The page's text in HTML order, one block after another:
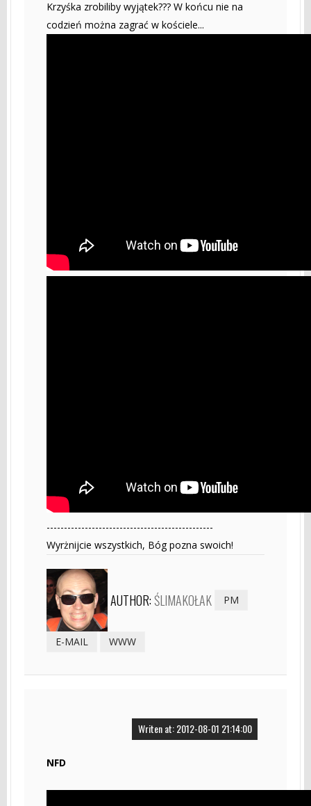
Krzyśka zrobiliby wyjątek??? W końcu nie na
codzień można zagrać w kościele...
------------------------------------------------
Wyrżnijcie wszystkich, Bóg pozna swoich!
AUTHOR:ŚLIMAKOŁAK PM
E-MAIL WWW
Writen at: 2012-08-01 21:14:00
NFD